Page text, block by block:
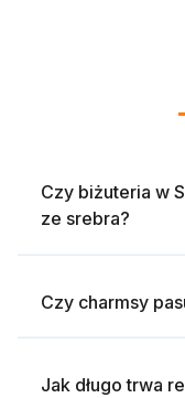
Czy biżuteria w
ze srebra?
Czy charmsy
Jak długo trwa